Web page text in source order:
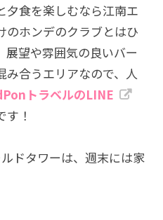
夕食を楽しむなら江南エ
のホンデのクラブとはひ
展望や雰囲気の良いバー
み合うエリアなので、人
トラベルのLINE
！
ドタワーは、週末には家